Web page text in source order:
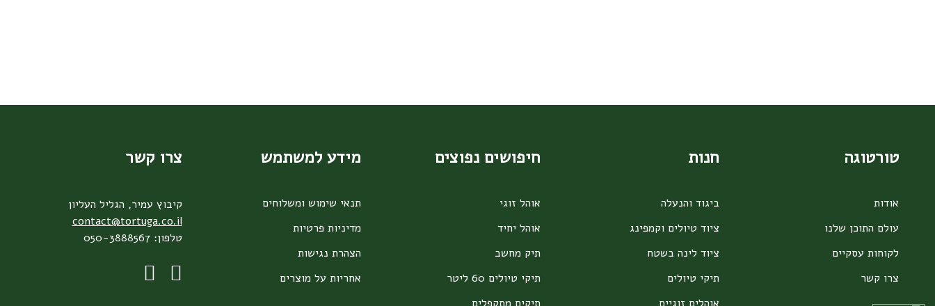
טורטוגה
אודות
עולם התוכן שלנו
לקוחות עסקיים
צרו קשר
חנות
ביגוד והנעלה
ציוד טיולים וקמפינג
ציוד לינה בשטח
תיקי טיולים
חיפושים נפוצים
אוהל זוגי
אוהל יחיד
תיק מחשב
תיקי טיולים 60 ליטר
מידע למשתמש
תנאי שימוש ומשלוחים
מדיניות פרטיות
הצהרת נגישות
אחריות על מוצרים
צרו קשר
קיבוץ עמיר, הגליל העליון
contact@tortuga.co.il
טלפון: 050-3888567